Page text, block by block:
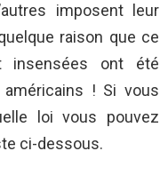
imposent leur
raison que ce
insensées ont été
! Si vous
loi vous pouvez
ci-dessous.